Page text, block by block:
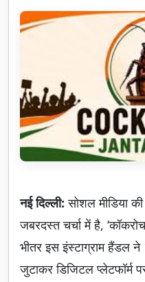
नई दिल्ली:सोशल मीडिया
जबरदस्त चर्चा में है,
भीतर इस इंस्टाग्राम हैंडल
जुटाकर डिजिटल प्लेटफॉर्म